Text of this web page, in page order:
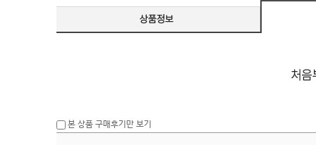
본 상품 구매후기만 보기